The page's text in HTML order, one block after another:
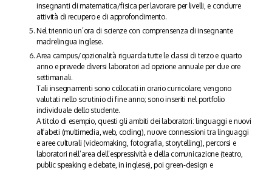
insegnanti di matematica/fisica per lavorare per livelli, e condurre
attività di recupero e di approfondimento.
Nel triennio un’ora di scienze con comprensenza di insegnante
madrelingua inglese.
Area campus/opzionalità riguarda tutte le classi di terzo e quarto
anno e prevede diversi laboratori ad opzione annuale per due ore
settimanali.
Tali insegnamenti sono collocati in orario curricolare; vengono
valutati nello scrutinio di fine anno; sono inseriti nel portfolio
individuale dello studente.
A titolo di esempio, questi gli ambiti dei laboratori: linguaggi e nuovi
alfabeti (multimedia, web, coding), nuove connessioni tra linguaggi
e aree culturali (videomaking, fotografia, storytelling), percorsi e
laboratori nell’area dell’espressività e della comunicazione (teatro,
public speaking e debate, in inglese), poi green-design e